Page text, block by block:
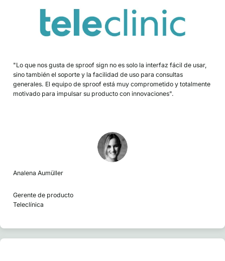
"Lo que nos gusta de sproof sign no es solo la interfaz fácil de usar,
sino también el soporte y la facilidad de uso para consultas
generales. El equipo de sproof está muy comprometido y totalmente
motivado para impulsar su producto con innovaciones".
Analena Aumüller
Gerente de producto
Teleclínica